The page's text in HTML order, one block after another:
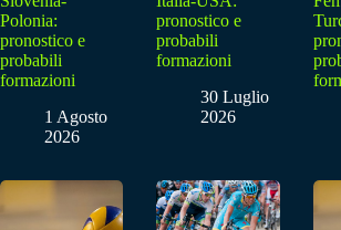
Polonia:
pronostico e
probabili
formazioni
1 Agosto
2026
pronostico e
probabili
formazioni
30 Luglio
2026